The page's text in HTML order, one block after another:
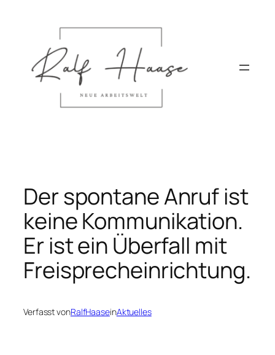
wechseln
Der spontane Anruf ist
keine Kommunikation.
Er ist ein Überfall mit
Freisprecheinrichtung.
Verfasst vonRalfHaaseinAktuelles